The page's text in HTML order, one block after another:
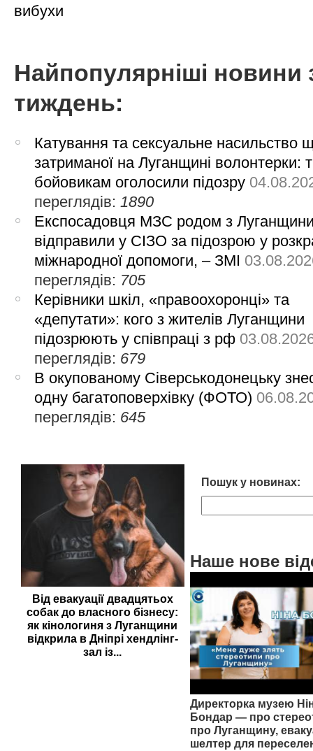
вибухи
Найпопулярніші новини
тиждень:
Катування та сексуальне насильство
затриманої на Луганщині волонтерки:
бойовикам оголосили підозру
переглядів:1890
Експосадовця МЗС родом з
відправили у СІЗО за підозрою у
міжнародної допомоги, – ЗМІ
переглядів: 705
Керівники шкіл, «правоохоронці» та
«депутати»: кого з жителів Луганщини
підозрюють у співпраці з рф
переглядів: 679
В окупованому Сіверськодонецьку
одну багатоповерхівку (ФОТО)
переглядів: 645
Від евакуації двадцятьох
собак до власного бізнесу:
як кінологиня з Луганщини
відкрила в Дніпрі хендлінг-
зал із...
Пошук у новинах:
Наше нове
Директорка музею
Бондар — про
про Луганщину,
шелтер для